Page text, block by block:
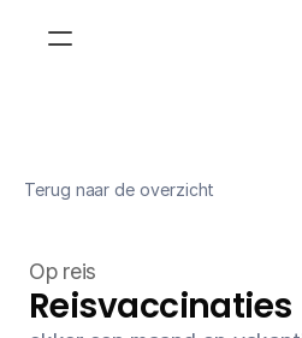
Terug naar de overzicht
Op reis
Reisvaccinaties
Reisverzekering voor
jongeren
studenten
Doorlopende
annuleringsverzekering
Reisverzekering voor